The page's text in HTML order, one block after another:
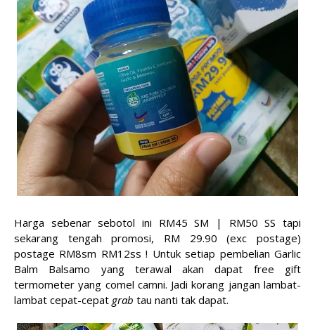
Harga sebenar sebotol ini RM45 SM | RM50 SS tapi
sekarang tengah promosi, RM 29.90 (exc postage)
postage RM8sm RM12ss ! Untuk setiap pembelian Garlic
Balm Balsamo yang terawal akan dapat free gift
termometer yang comel camni. Jadi korang jangan lambat-
lambat cepat-cepat grab tau nanti tak dapat.